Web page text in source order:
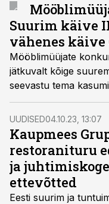
Suurim käive
vähenes käive
Mööblimüüjate
jätkuvalt kõige
seevastu tema
eurot. Kõige suurem
UUDISED04.10.23, 13:07
Kaupmees
restoranituru
ja
ettevõtted
Eesti suurim ja